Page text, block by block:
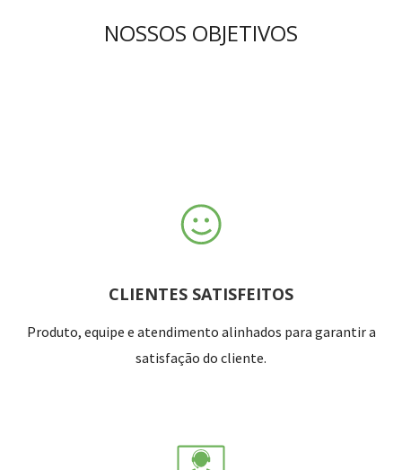
NOSSOS OBJETIVOS
CLIENTES SATISFEITOS
Produto, equipe e atendimento alinhados para garantir a
satisfação do cliente.